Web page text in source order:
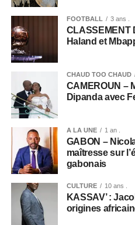
FOOTBALL 3 ans .
CLASSEMENT
Haland et
CHAUD TOO CHAUD
CAMEROUN –
Dipanda avec
A LA UNE 1 an .
GABON –
maîtresse sur
gabonais
CULTURE 10 ans .
KASSAV’ :
origines